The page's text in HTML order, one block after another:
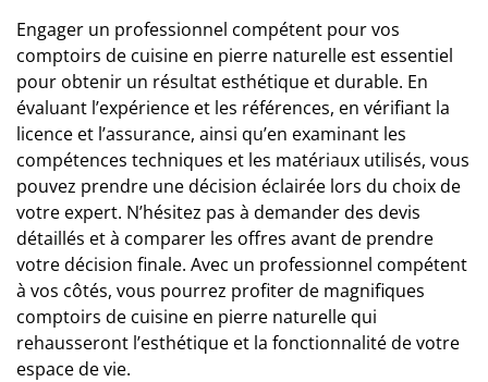
Engager un professionnel compétent pour vos
comptoirs de cuisine en pierre naturelle est essentiel
pour obtenir un résultat esthétique et durable. En
évaluant l’expérience et les références, en vérifiant la
licence et l’assurance, ainsi qu’en examinant les
compétences techniques et les matériaux utilisés, vous
pouvez prendre une décision éclairée lors du choix de
votre expert. N’hésitez pas à demander des devis
détaillés et à comparer les offres avant de prendre
votre décision finale. Avec un professionnel compétent
à vos côtés, vous pourrez profiter de magnifiques
comptoirs de cuisine en pierre naturelle qui
rehausseront l’esthétique et la fonctionnalité de votre
espace de vie.